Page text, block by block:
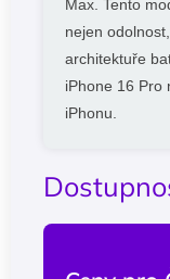
Max. Tento
nejen
architektuře
iPhone 16 Pro
iPhonu.